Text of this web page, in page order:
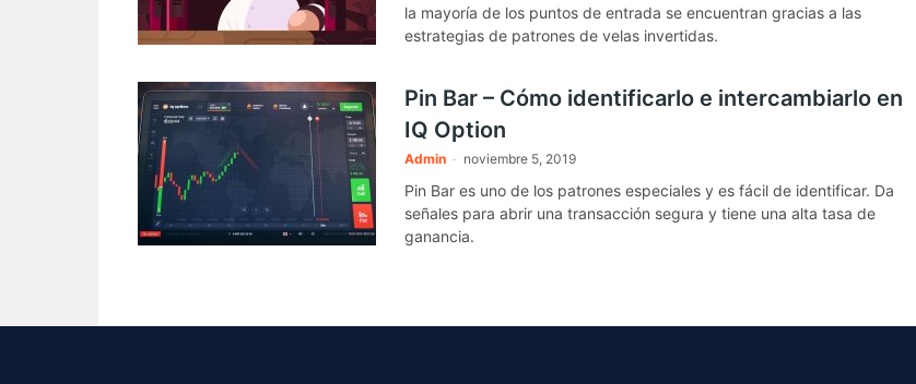
la mayoría de los puntos de entrada se encuentran gracias a las
estrategias de patrones de velas invertidas.
Pin Bar – Cómo identificarlo e intercambiarlo en
IQ Option
Admin - noviembre 5, 2019
Pin Bar es uno de los patrones especiales y es fácil de identificar. Da
señales para abrir una transacción segura y tiene una alta tasa de
ganancia.